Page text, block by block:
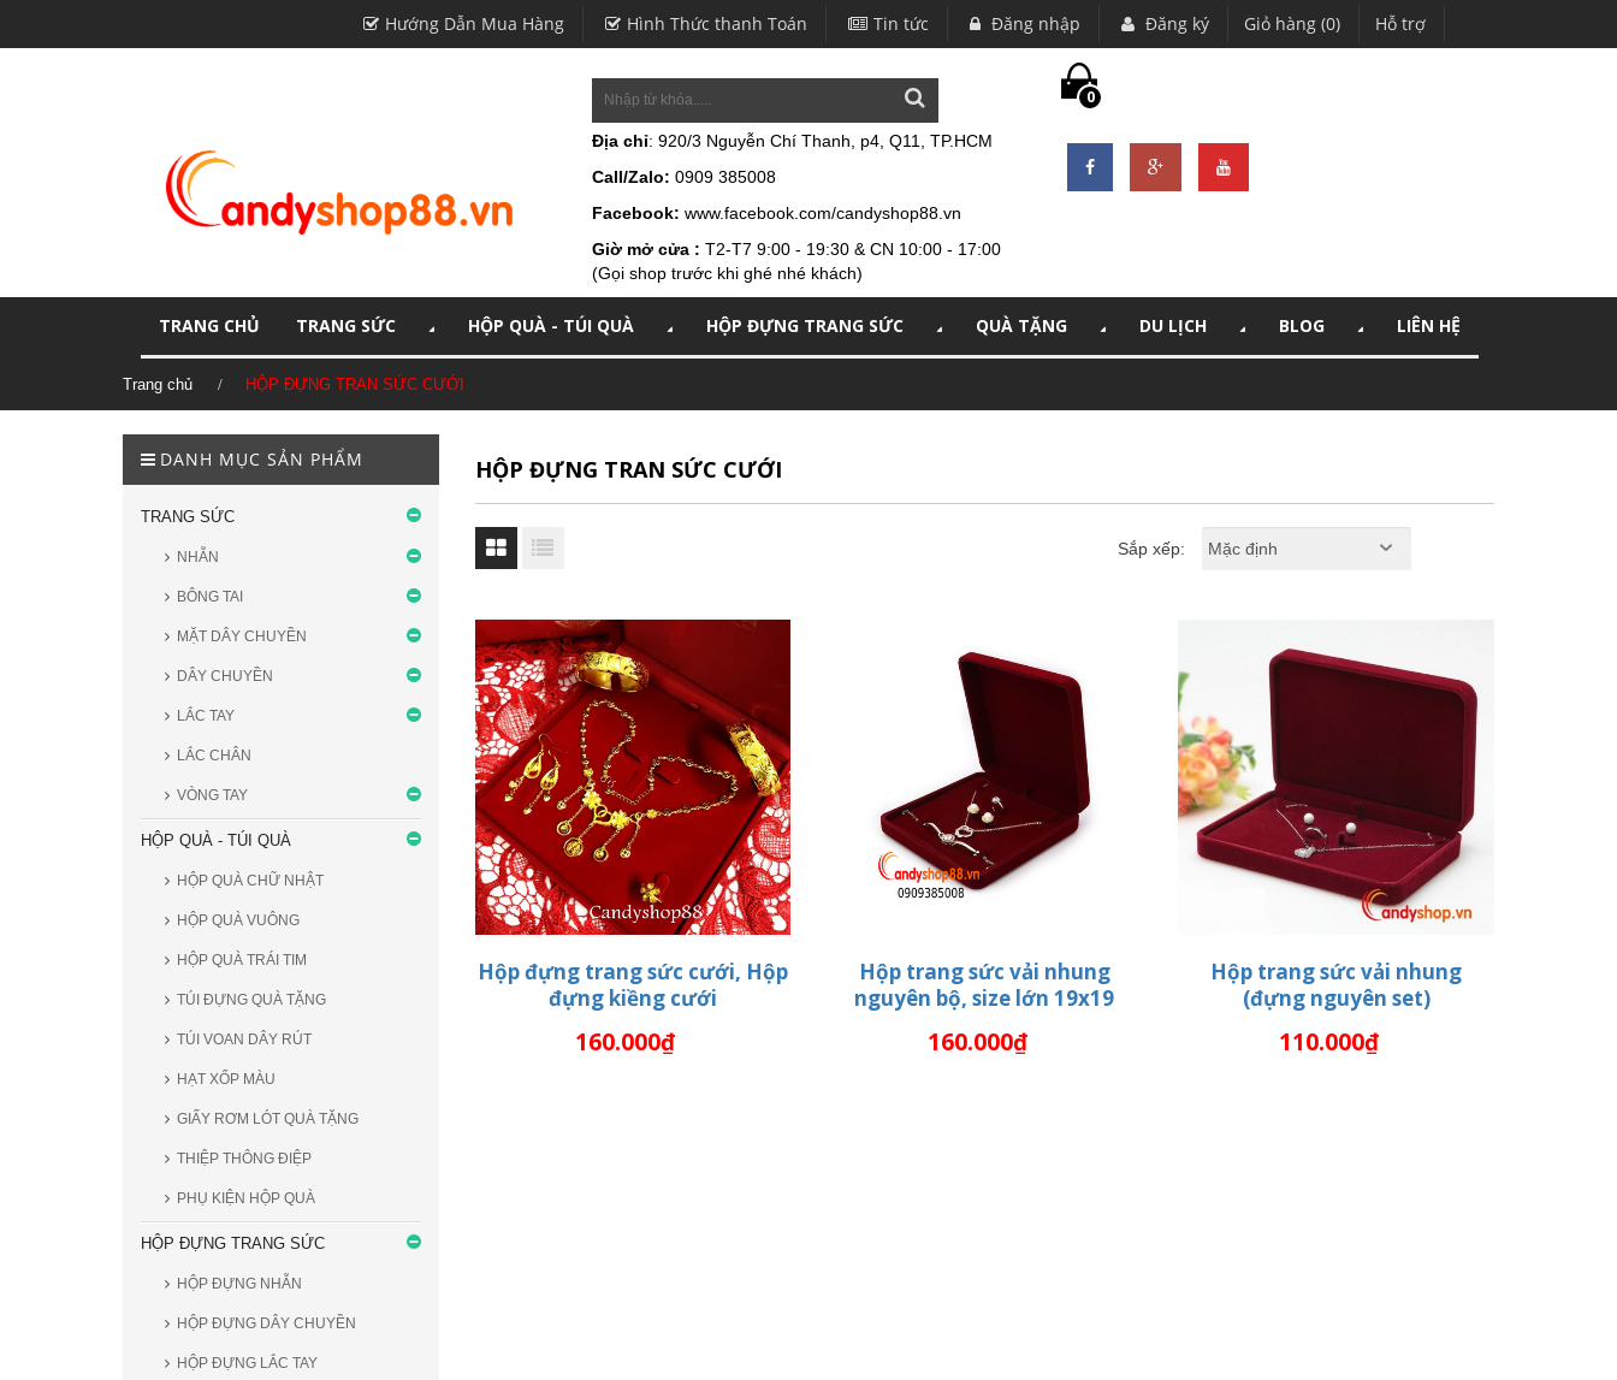
Hướng Dẫn Mua Hàng Hình Thức thanh Toán Tin tức Đăng nhập Đăng ký Giỏ hàng (0) Hỗ trợ
Địa chỉ: 920/3 Nguyễn Chí Thanh, p4, Q11, TP.HCM
Call/Zalo: 0909 385008
Facebook: www.facebook.com/candyshop88.vn
Giờ mở cửa : T2-T7 9:00 - 19:30 & CN 10:00 - 17:00
(Gọi shop trước khi ghé nhé khách)
0
TRANG CHỦ TRANG SỨC HỘP QUÀ - TÚI QUÀ HỘP ĐỰNG TRANG SỨC QUÀ TẶNG DU LỊCH BLOG LIÊN HỆ
Trang chủ HỘP ĐỰNG TRAN SỨC CƯỚI
DANH MỤC SẢN PHẨM
TRANG SỨC
NHẪN
BÔNG TAI
MẶT DÂY CHUYỀN
DÂY CHUYỀN
LẮC TAY
LẮC CHÂN
VÒNG TAY
HỘP QUÀ - TÚI QUÀ
HỘP QUÀ CHỮ NHẬT
HỘP QUÀ VUÔNG
HỘP QUÀ TRÁI TIM
TÚI ĐỰNG QUÀ TẶNG
TÚI VOAN DÂY RÚT
HẠT XỐP MÀU
GIẤY RƠM LÓT QUÀ TẶNG
THIỆP THÔNG ĐIỆP
PHỤ KIỆN HỘP QUÀ
HỘP ĐỰNG TRANG SỨC
HỘP ĐỰNG NHẪN
HỘP ĐỰNG DÂY CHUYỀN
HỘP ĐỰNG LẮC TAY
HỘP ĐỰNG TRAN SỨC CƯỚI
Sắp xếp:
THÊM VÀO GIỎ HÀNG
Hộp đựng trang sức cưới, Hộp
đựng kiềng cưới
160.000₫ THÊM VÀO GIỎ HÀNG
Hộp trang sức vải nhung
nguyên bộ, size lớn 19x19
160.000₫ THÊM VÀO GIỎ HÀNG
Hộp trang sức vải nhung
(đựng nguyên set)
110.000₫